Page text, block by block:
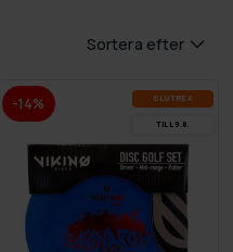
Sortera efter
-14% SLUT­REA
TILL 9.8.